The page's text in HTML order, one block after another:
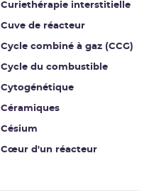
Curiethérapie interstitielle
Cuve de réacteur
Cycle combiné à gaz (CCG)
Cycle du combustible
Cytogénétique
Céramiques
Césium
Cœur d'un réacteur